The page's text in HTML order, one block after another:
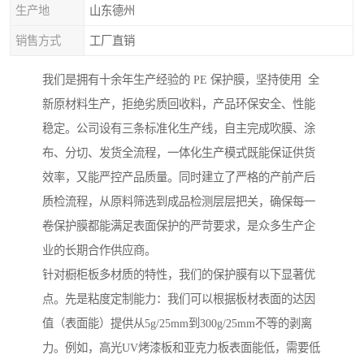
生产地 山东德州
销售方式 工厂直销
我们是拥有十余年生产经验的 PE 保护膜，坚持使用 全
新原材料生产，拒绝劣质回收料，产品环保安全、性能
稳定。公司设有三条标准化生产线，自主完成吹膜、涂
布、分切、发货全流程，一体化生产模式既能保证供货
效率，又能严控产品质量。同时建立了严格的产前产后
质检流程，从原料筛选到成品检测层层把关，确保每一
卷保护膜都能满足表面保护的严苛要求，是众多生产企
业的长期合作供应商。
针对橱柜板多材质的特性，我们的保护膜有以下显著优
点。先是粘度定制能力：我们可以根据板材表面的达因
值（表面能）提供从5g/25mm到300g/25mm不等的剥离
力。例如，高光UV烤漆板和亚克力板表面能低，需要低